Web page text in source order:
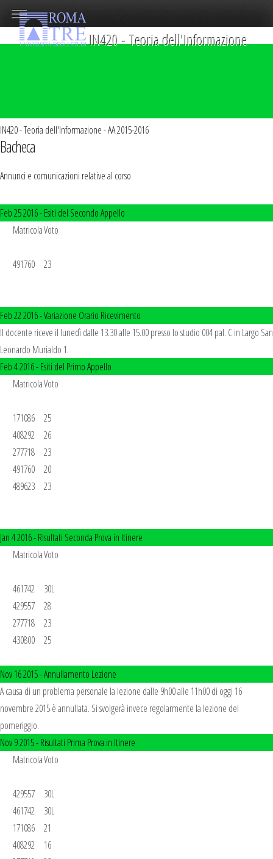
IN420 - Teoria dell'Informazione - AA 2015-2016
Bacheca
Annunci e comunicazioni relative al corso
Feb 25 2016 -Esiti del Secondo Appello
       Matricola	Voto
       491760	23
Feb 22 2016 -Variazione Orario Ricevimento
Il docente riceve il lunedì dalle 13.30 alle 15.00 presso lo studio 004 pal. C in Largo San
Leonardo Murialdo 1.
Feb 4 2016 -Esiti del Primo Appello
       Matricola	Voto
       171086	25
       408292	26
       277718	23
       491760	20
       489623	23
Jan 4 2016 -Risultati Seconda Prova in Itinere
       Matricola	Voto
       461742	30L
       429557	28
       277718	23
       430800	25
Nov 16 2015 -Annullamento Lezione
A causa di un problema personale la lezione dalle 9h00 alle 11h00 di oggi 16
novembre 2015 è annullata. Si svolgerà invece regolarmente la lezione del
pomeriggio.
Nov 9 2015 -Risultati Prima Prova in Itinere
       Matricola	Voto
       429557	30L
       461742	30L
       171086	21
       408292	16
IN420 - Teoria dell'Informazione